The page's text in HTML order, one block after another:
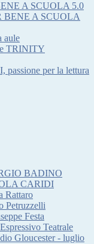
A SCUOLA 5.0
BENE A SCUOLA
aule
TRINITY
passione per la lettura
BADINO
CARIDI
Rattaro
Petruzzelli
Festa
Teatrale
Gloucester - luglio